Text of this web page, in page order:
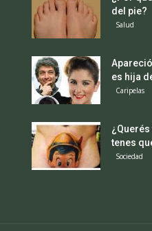
del pie?
Salud
es hija
Caripelas
tenes
Sociedad